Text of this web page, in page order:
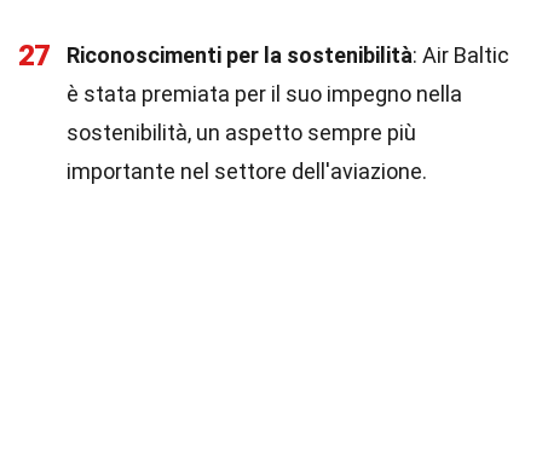
27 Riconoscimenti per la sostenibilità: Air Baltic
è stata premiata per il suo impegno nella
sostenibilità, un aspetto sempre più
importante nel settore dell'aviazione.